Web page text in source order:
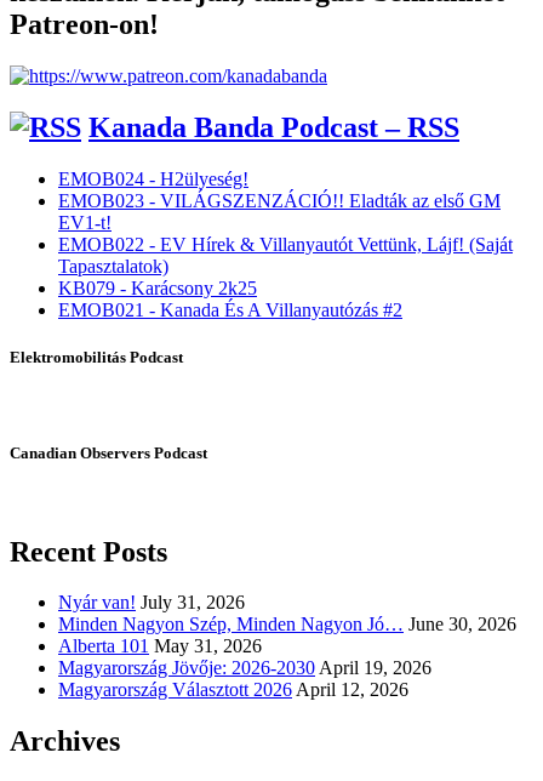
Patreon-on!
Kanada Banda Podcast – RSS
EMOB024 - H2ülyeség!
EMOB023 - VILÁGSZENZÁCIÓ!! Eladták az első GM
EV1-t!
EMOB022 - EV Hírek & Villanyautót Vettünk, Lájf! (Saját
Tapasztalatok)
KB079 - Karácsony 2k25
EMOB021 - Kanada És A Villanyautózás #2
Elektromobilitás Podcast
Canadian Observers Podcast
Recent Posts
Nyár van! July 31, 2026
Minden Nagyon Szép, Minden Nagyon Jó… June 30, 2026
Alberta 101 May 31, 2026
Magyarország Jövője: 2026-2030April 19, 2026
Magyarország Választott 2026April 12, 2026
Archives